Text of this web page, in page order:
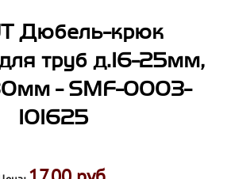
Дюбель-крюк
труб д.16-25мм,
- SMF-0003-
101625